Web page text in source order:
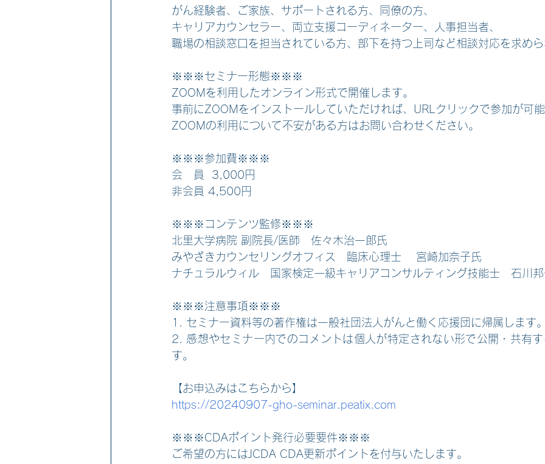
がん経験者、ご家族、サポートされる方、同僚の方、
キャリアカウンセラー、両立支援コーディネーター、人事担当者、
職場の相談窓口を担当されている方、部下を持つ上司など相談対応を求め
※※※セミナー形態※※※
ZOOMを利用したオンライン形式で開催します。
事前にZOOMをインストールしていただければ、URLクリックで参加が可
ZOOMの利用について不安がある方はお問い合わせください。
※※※参加費※※※
会　員  3,000円
非会員 4,500円
※※※コンテンツ監修※※※
北里大学病院 副院長/医師　佐々木治一郎氏
みやざきカウンセリングオフィス　臨床心理士　 宮崎加奈子氏
ナチュラルウィル　国家検定一級キャリアコンサルティング技能士　石川
※※※注意事項※※※
1. セミナー資料等の著作権は一般社団法人がんと働く応援団に帰属します
2. 感想やセミナー内でのコメントは個人が特定されない形で公開・共有
す。
【お申込みはこちらから】
https://20240907-gho-seminar.peatix.com
※※※CDAポイント発行必要要件※※※
ご希望の方にはJCDA CDA更新ポイントを付与いたします。